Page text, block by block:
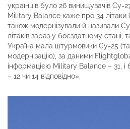
українців було 26 винищувачів Су-
Military Balance каже про 34 літаки
також модернізували й називали
літаків зараз у боєздатному стані,
Україна мала штурмовики Су-25
модернізацію), за даними
інформацією Military Balance – 31,
– 12 чи 14 відповідно».